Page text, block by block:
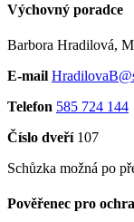
Výchovný poradce
Barbora Hradilová,
E-mail
Telefon 585 724 144
Číslo dveří107
Schůzka možná po
Pověřenec pro